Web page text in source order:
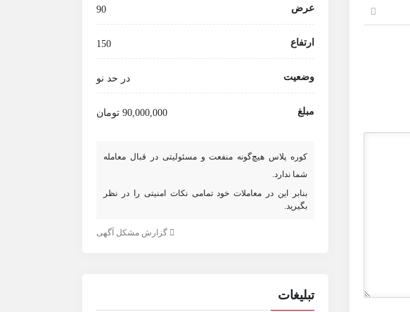
عرض 90
ارتفاع 150
وضعیت در حد نو
مبلغ 90,000,000 تومان
کوره پلاس هیچ‌گونه منفعت و مسئولیتی در قبال معامله
شما ندارد.
بنابر این در معاملات خود تمامی نکات امنیتی را در نظر
بگیرید.
گزارش مشکل آگهی
تبلیغات